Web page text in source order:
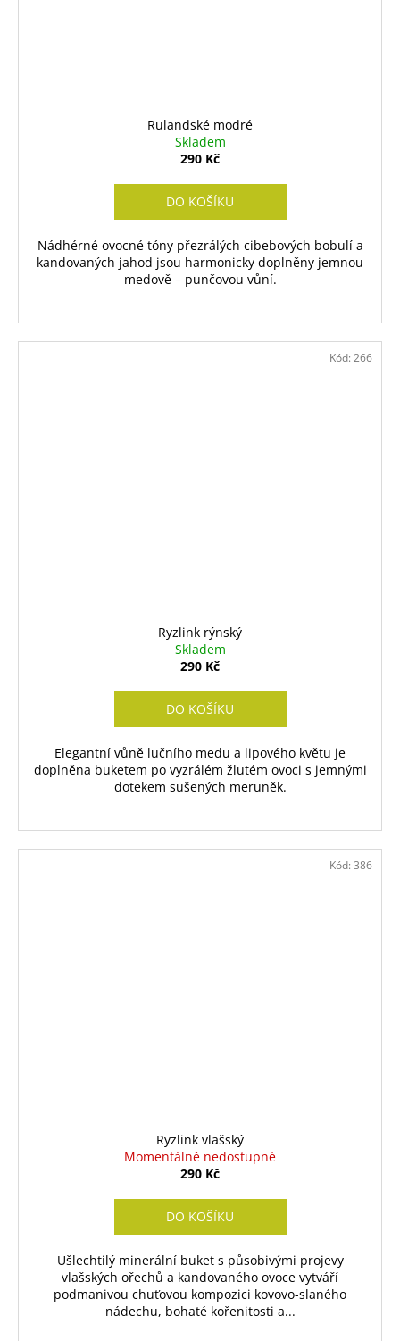
Rulandské modré
Skladem
290 Kč
DO KOŠÍKU
Nádhérné ovocné tóny přezrálých cibebových bobulí a
kandovaných jahod jsou harmonicky doplněny jemnou
medově – punčovou vůní.
Ryzlink rýnský
Skladem
290 Kč
DO KOŠÍKU
Elegantní vůně lučního medu a lipového květu je
doplněna buketem po vyzrálém žlutém ovoci s jemnými
dotekem sušených meruněk.
Kód: 266
Ryzlink vlašský
Momentálně nedostupné
290 Kč
DO KOŠÍKU
Ušlechtilý minerální buket s působivými projevy
vlašských ořechů a kandovaného ovoce vytváří
podmanivou chuťovou kompozici kovovo-slaného
nádechu, bohaté kořenitosti a...
Kód: 386